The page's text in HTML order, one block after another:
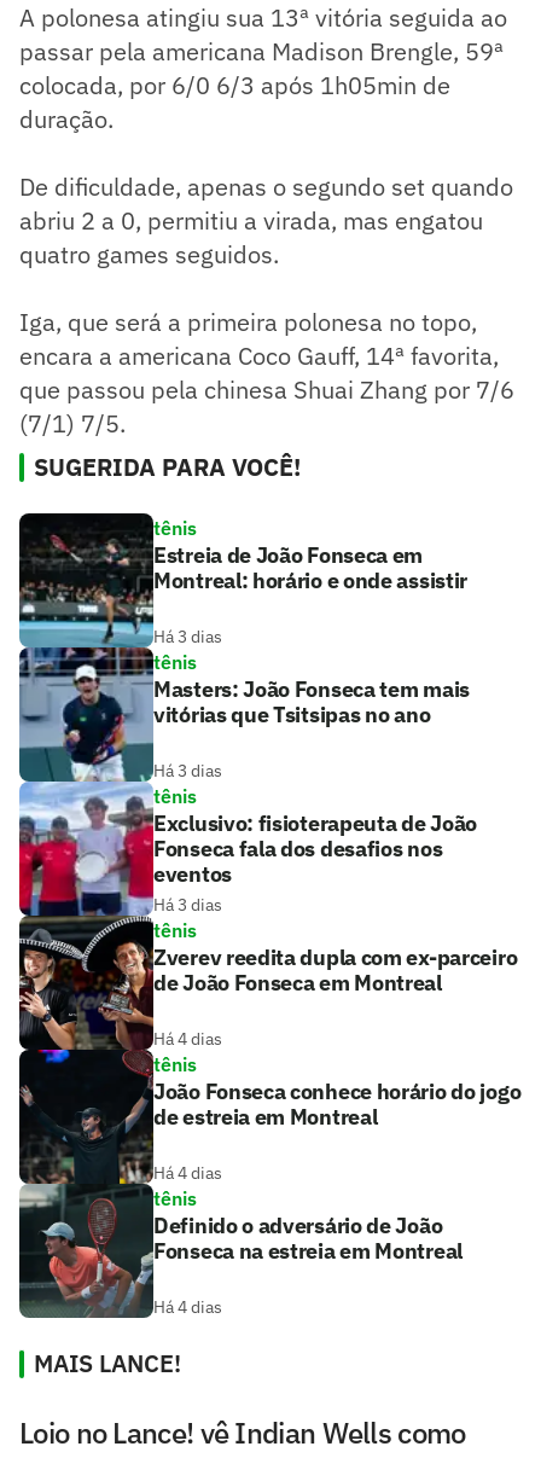
A polonesa atingiu sua 13ª vitória seguida ao
passar pela americana Madison Brengle, 59ª
colocada, por 6/0 6/3 após 1h05min de
duração.
De dificuldade, apenas o segundo set quando
abriu 2 a 0, permitiu a virada, mas engatou
quatro games seguidos.
Iga, que será a primeira polonesa no topo,
encara a americana Coco Gauff, 14ª favorita,
que passou pela chinesa Shuai Zhang por 7/6
(7/1) 7/5.
SUGERIDA PARA VOCÊ!
tênis
Estreia de João Fonseca em
Montreal: horário e onde assistir
Há 3 dias
tênis
Masters: João Fonseca tem mais
vitórias que Tsitsipas no ano
Há 3 dias
tênis
Exclusivo: fisioterapeuta de João
Fonseca fala dos desafios nos
eventos
Há 3 dias
tênis
Zverev reedita dupla com ex-parceiro
de João Fonseca em Montreal
Há 4 dias
tênis
João Fonseca conhece horário do jogo
de estreia em Montreal
Há 4 dias
tênis
Definido o adversário de João
Fonseca na estreia em Montreal
Há 4 dias
MAIS LANCE!
Loio no Lance! vê Indian Wells como